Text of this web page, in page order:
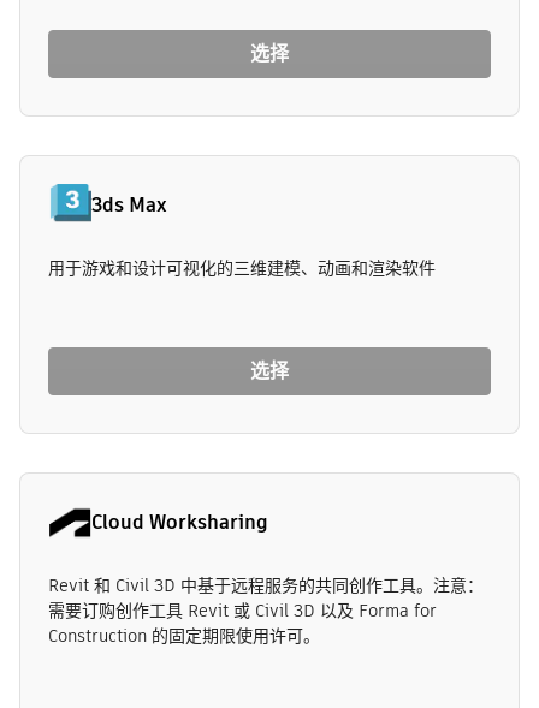
选择
3ds Max
用于游戏和设计可视化的三维建模、动画和渲染软件
选择
Cloud Worksharing
Revit 和 Civil 3D 中基于远程服务的共同创作工具。注意：
需要订购创作工具 Revit 或 Civil 3D 以及 Forma for
Construction 的固定期限使用许可。